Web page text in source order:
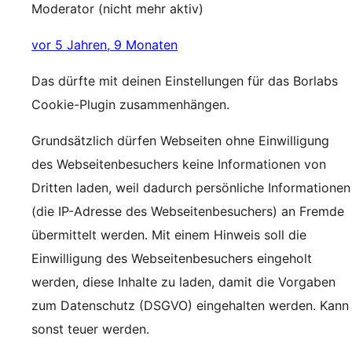
Moderator (nicht mehr aktiv)
vor 5 Jahren, 9 Monaten
Das dürfte mit deinen Einstellungen für das Borlabs
Cookie-Plugin zusammenhängen.
Grundsätzlich dürfen Webseiten ohne Einwilligung
des Webseitenbesuchers keine Informationen von
Dritten laden, weil dadurch persönliche Informationen
(die IP-Adresse des Webseitenbesuchers) an Fremde
übermittelt werden. Mit einem Hinweis soll die
Einwilligung des Webseitenbesuchers eingeholt
werden, diese Inhalte zu laden, damit die Vorgaben
zum Datenschutz (DSGVO) eingehalten werden. Kann
sonst teuer werden.